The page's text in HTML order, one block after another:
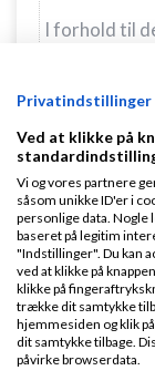
I forhold til
på den
mulighed for
hvor jeg
produktet
give et
Det værste
ikke lige
uf ja det
Privatindstillinger
Ved at klikke på
Vi og vores partnere
såsom unikke ID'er i
personlige data. Nogle
baseret på legitim
"Indstillinger". Du kan
ved at klikke på
klikke på
trække dit samtykke
hjemmesiden og klik
dit samtykke tilbage.
påvirke browserdata.